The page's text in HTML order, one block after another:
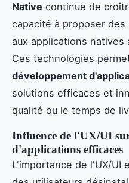
Native continue de
capacité à proposer
aux applications natives
Ces technologies
développement
solutions efficaces et
qualité ou le temps de
Influence de l'UX/UI
d'applications efficaces
L'importance de l'UX/UI